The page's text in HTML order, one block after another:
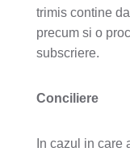
trimis contine
precum si o
subscriere.
Conciliere
In cazul in care